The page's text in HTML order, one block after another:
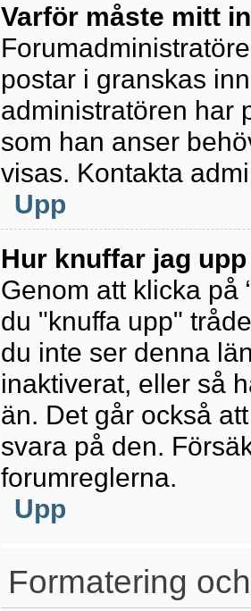
Varför måste mitt
postar i granskas
administratören har
som han anser
visas. Kontakta
Upp
Hur knuffar jag
Genom att klicka på
du "knuffa upp"
du inte ser denna
inaktiverat, eller så
än. Det går också
svara på den.
forumreglerna.
Upp
Formatering